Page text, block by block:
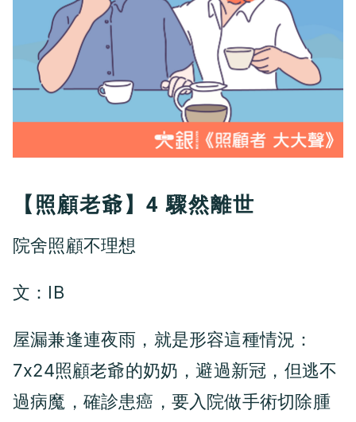
【照顧老爺】4 驟然離世
院舍照顧不理想
文：IB
屋漏兼逢連夜雨，就是形容這種情況：
7x24照顧老爺的奶奶，避過新冠，但逃不
過病魔，確診患癌，要入院做手術切除腫